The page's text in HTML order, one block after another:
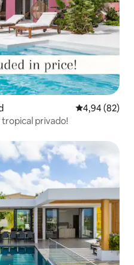
4,94 de uma
4,94 (82)
paraíso tropical privado!